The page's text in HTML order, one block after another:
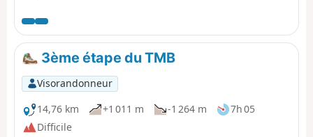
3ème étape du TMB
Visorandonneur
14,76 km
+1 011 m -1 264 m
7h 05
Difficile